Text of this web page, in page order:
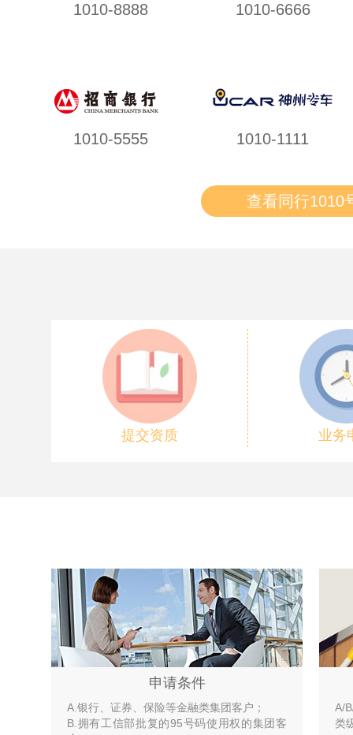
1010-8888 1010-6666
1010-5555 1010-1111
查看同行1010
提交资质 业务
申请条件
A.银行、证券、保险等金融类集团客户；
B.拥有工信部批复的95号码使用权的集团客
A/
类